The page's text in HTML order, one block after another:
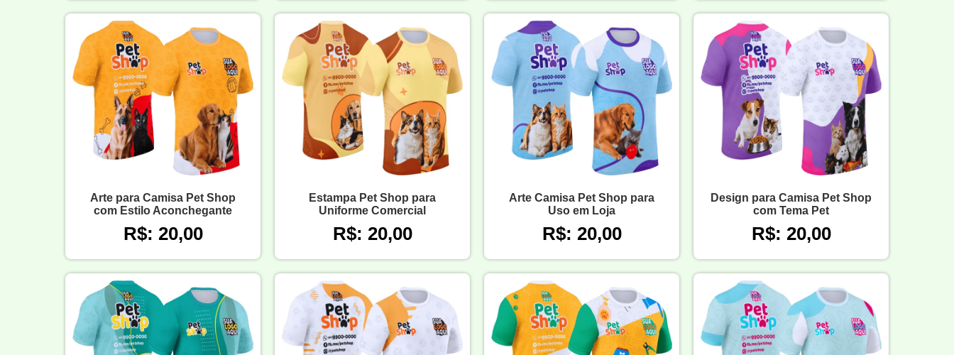
Arte para Camisa Pet Shop
com Estilo Aconchegante
R$: 20,00
Estampa Pet Shop para
Uniforme Comercial
R$: 20,00
Arte Camisa Pet Shop para
Uso em Loja
R$: 20,00
Design para Camisa Pet Shop
com Tema Pet
R$: 20,00